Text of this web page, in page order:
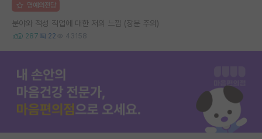
명예의전당
분야와 적성 직업에 대한 저의 느낌 (장문 주의)
287 22 43158